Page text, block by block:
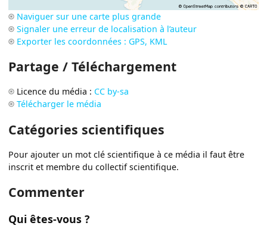
Naviguer sur une carte plus grande
Signaler une erreur de localisation à l’auteur
Exporter les coordonnées : GPS, KML
Partage / Téléchargement
Licence du média : CC by-sa
Télécharger le média
Catégories scientifiques
Pour ajouter un mot clé scientifique à ce média il faut être
inscrit et membre du collectif scientifique.
Commenter
Qui êtes-vous ?